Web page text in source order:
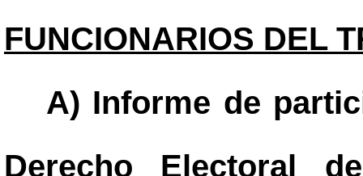
FUNCIONARIOS DEL
A) Informe de
Derecho Electoral